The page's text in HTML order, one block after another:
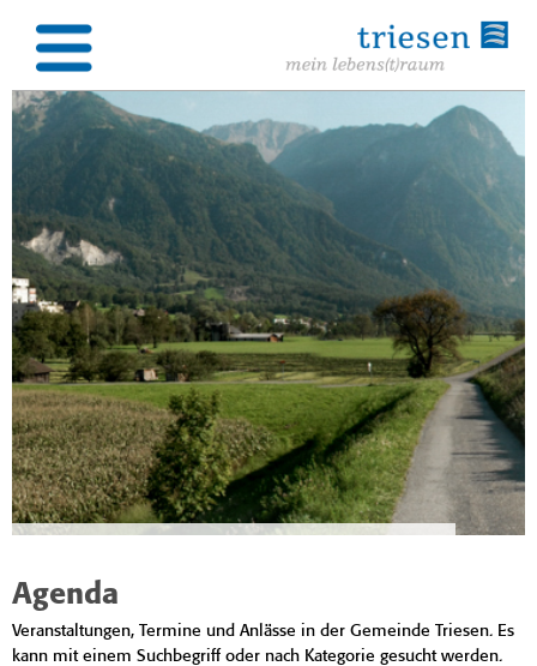
Agenda
Veranstaltungen, Termine und Anlässe in der Gemeinde Triesen. Es
kann mit einem Suchbegriff oder nach Kategorie gesucht werden.